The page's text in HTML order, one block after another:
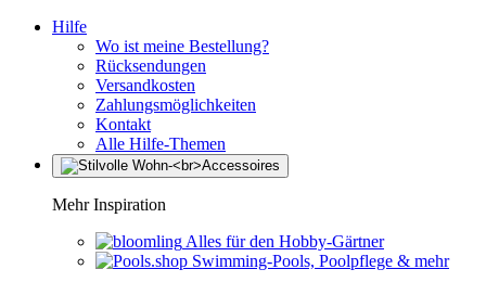
Hilfe
Wo ist meine Bestellung?
Rücksendungen
Versandkosten
Zahlungsmöglichkeiten
Kontakt
Alle Hilfe-Themen
Mehr Inspiration
Alles für den Hobby-Gärtner
Swimming-Pools, Poolpflege & mehr